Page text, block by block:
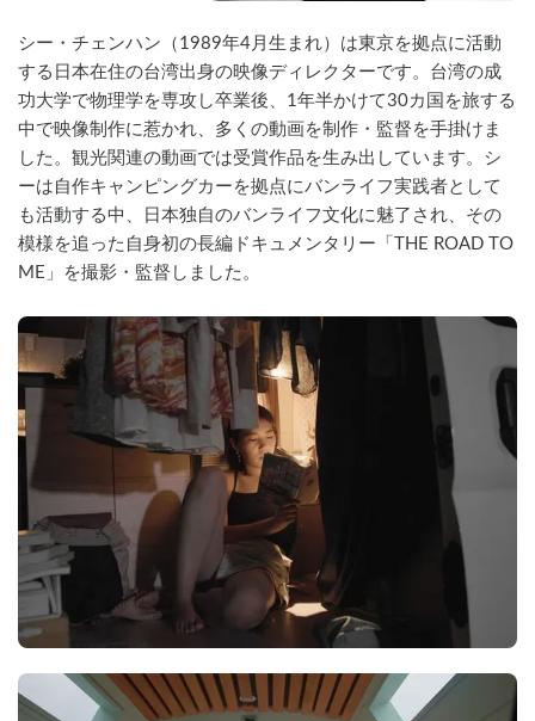
シー・チェンハン（1989年4月生まれ）は東京を拠点に活動
する日本在住の台湾出身の映像ディレクターです。台湾の成
功大学で物理学を専攻し卒業後、1年半かけて30カ国を旅する
中で映像制作に惹かれ、多くの動画を制作・監督を手掛けま
した。観光関連の動画では受賞作品を生み出しています。シ
ーは自作キャンピングカーを拠点にバンライフ実践者として
も活動する中、日本独自のバンライフ文化に魅了され、その
模様を追った自身初の長編ドキュメンタリー「THE ROAD TO
ME」を撮影・監督しました。